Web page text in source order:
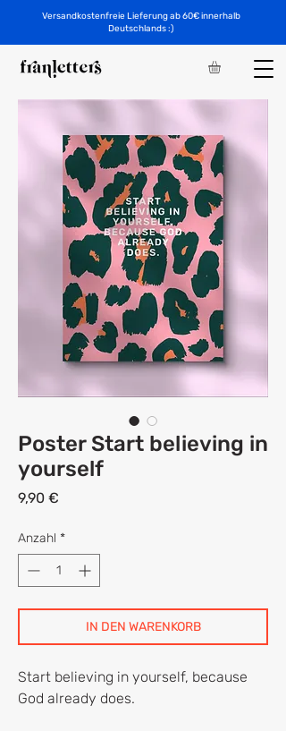
Versandkostenfreie Lieferung ab 60€ innerhalb
Deutschlands :)
Poster Start believing in
yourself
9,90 €
Anzahl *
IN DEN WARENKORB
Start believing in yourself, because
God already does.